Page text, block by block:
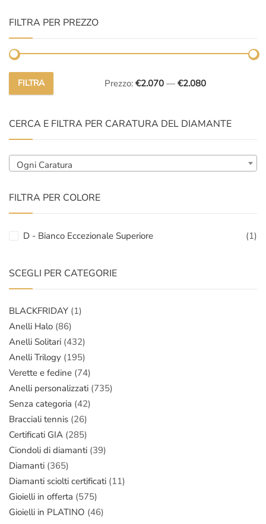
FILTRA PER PREZZO
Prezzo
Prezzo
FILTRA Prezzo: €2.070 — €2.080
CERCA E FILTRA PER CARATURA DEL DIAMANTE
Ogni Caratura
FILTRA PER COLORE
D - Bianco Eccezionale Superiore (1)
SCEGLI PER CATEGORIE
BLACKFRIDAY (1)
Anelli Halo (86)
Anelli Solitari (432)
Anelli Trilogy (195)
Verette e fedine (74)
Anelli personalizzati (735)
Senza categoria (42)
Bracciali tennis (26)
Certificati GIA (285)
Ciondoli di diamanti (39)
Diamanti (365)
Diamanti sciolti certificati (11)
Gioielli in offerta (575)
Gioielli in PLATINO (46)